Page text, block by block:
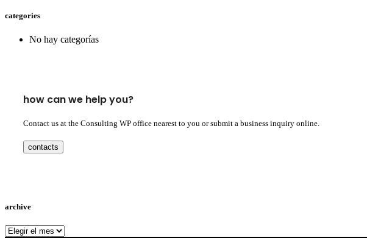
categories
No hay categorías
how can we help you?
Contact us at the Consulting WP office nearest to you or submit a business inquiry online.
contacts
archive
archive